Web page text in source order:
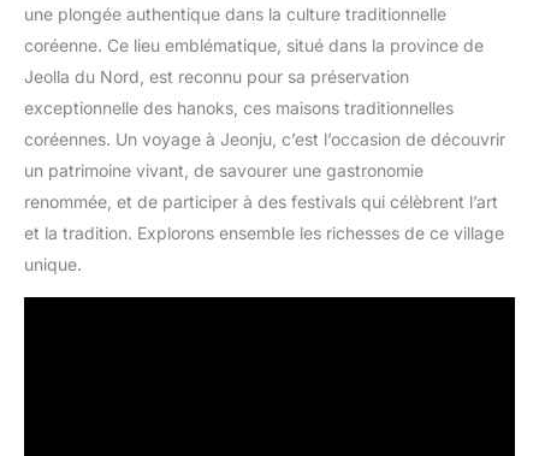
une plongée authentique dans la culture traditionnelle
coréenne. Ce lieu emblématique, situé dans la province de
Jeolla du Nord, est reconnu pour sa préservation
exceptionnelle des hanoks, ces maisons traditionnelles
coréennes. Un voyage à Jeonju, c’est l’occasion de découvrir
un patrimoine vivant, de savourer une gastronomie
renommée, et de participer à des festivals qui célèbrent l’art
et la tradition. Explorons ensemble les richesses de ce village
unique.